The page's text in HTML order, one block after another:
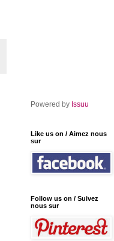
Powered by Issuu
Like us on / Aimez nous
sur
Follow us on / Suivez
nous sur